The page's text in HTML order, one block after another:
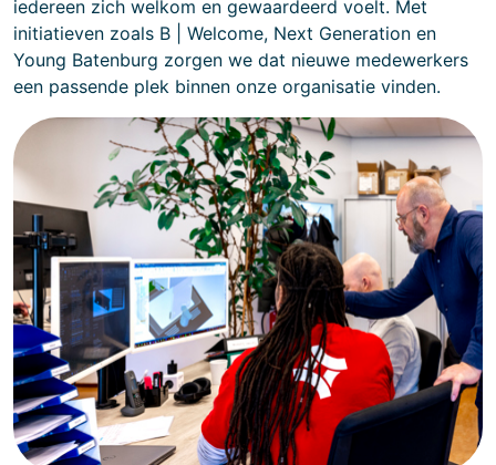
iedereen zich welkom en gewaardeerd voelt. Met
initiatieven zoals B | Welcome, Next Generation en
Young Batenburg zorgen we dat nieuwe medewerkers
een passende plek binnen onze organisatie vinden.